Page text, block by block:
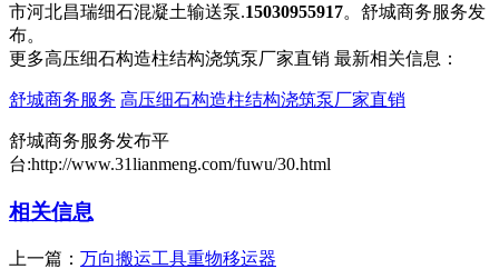
市河北昌瑞细石混凝土输送泵.15030955917。舒城商务服务发
布。
更多高压细石构造柱结构浇筑泵厂家直销 最新相关信息：
舒城商务服务 高压细石构造柱结构浇筑泵厂家直销
舒城商务服务发布平
台:http://www.31lianmeng.com/fuwu/30.html
相关信息
上一篇： 万向搬运工具重物移运器